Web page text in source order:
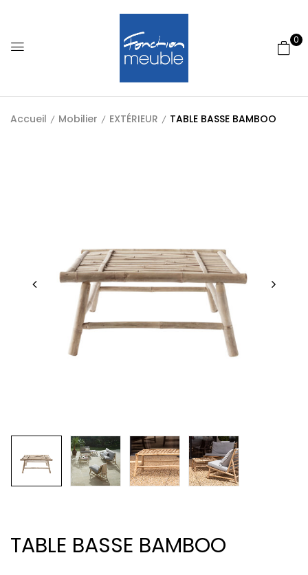
0
Accueil Mobilier EXTÉRIEUR TABLE BASSE BAMBOO
TABLE BASSE BAMBOO